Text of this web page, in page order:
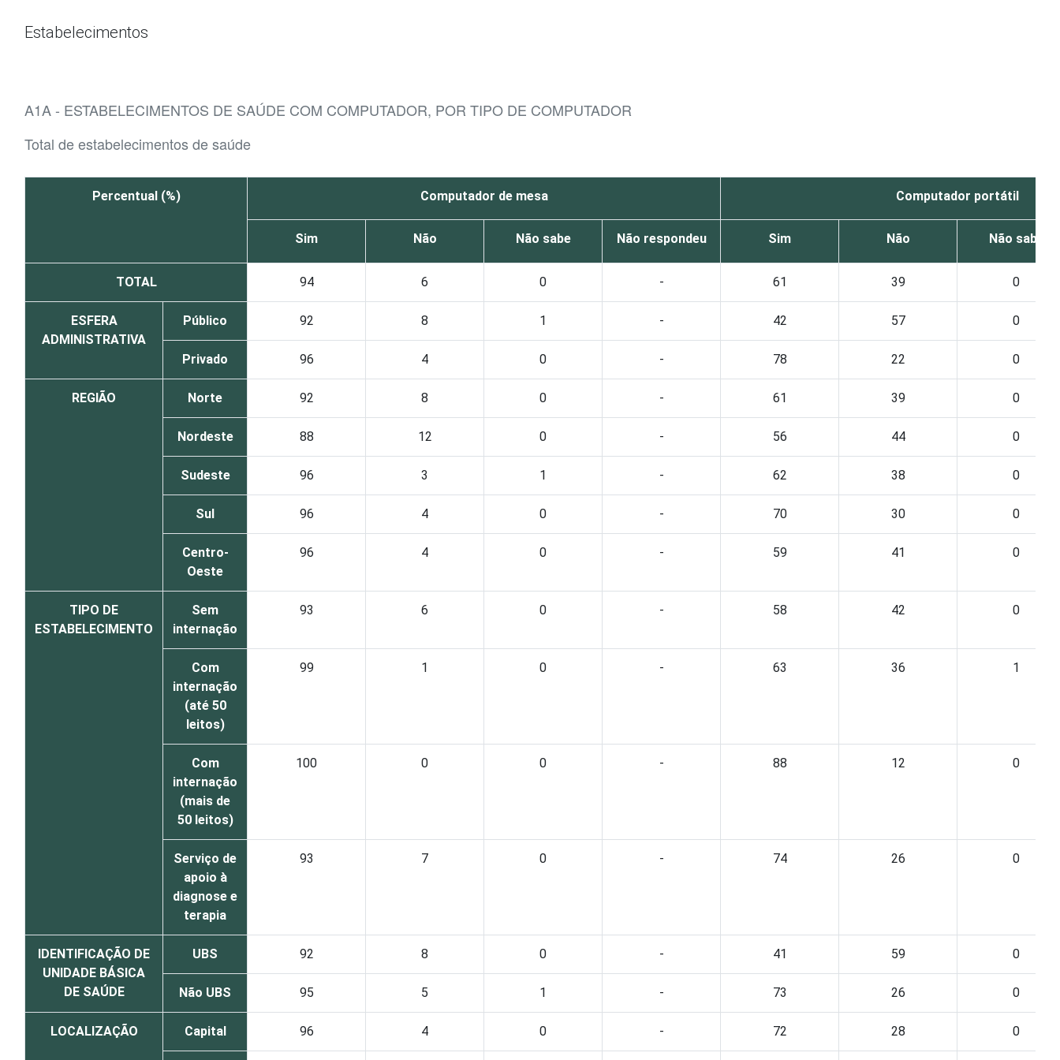
Estabelecimentos
A1A - ESTABELECIMENTOS DE SAÚDE COM COMPUTADOR, POR TIPO DE COMPUTADOR
Total de estabelecimentos de saúde
Percentual (%) Computador de mesa Computador portátil
Sim Não Não sabe Não respondeu Sim Não Não sabe
TOTAL 94 6 0 - 61 39 0
ESFERA
ADMINISTRATIVA
Público 92 8 1 - 42 57 0
Privado 96 4 0 - 78 22 0
REGIÃO Norte 92 8 0 - 61 39 0
Nordeste 88 12 0 - 56 44 0
Sudeste 96 3 1 - 62 38 0
Sul 96 4 0 - 70 30 0
Centro-
Oeste
96 4 0 - 59 41 0
TIPO DE
ESTABELECIMENTO
Sem
internação
93 6 0 - 58 42 0
Com
internação
(até 50
leitos)
99 1 0 - 63 36 1
Com
internação
(mais de
50 leitos)
100 0 0 - 88 12 0
Serviço de
apoio à
diagnose e
terapia
93 7 0 - 74 26 0
IDENTIFICAÇÃO DE
UNIDADE BÁSICA
DE SAÚDE
UBS 92 8 0 - 41 59 0
Não UBS 95 5 1 - 73 26 0
LOCALIZAÇÃO Capital 96 4 0 - 72 28 0